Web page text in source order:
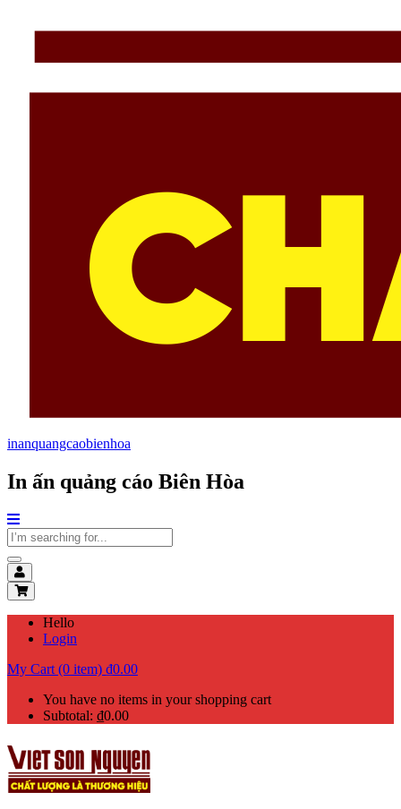
inanquangcaobienhoa
In ấn quảng cáo Biên Hòa
Hello
Login
My Cart (0 item) ₫0.00
You have no items in your shopping cart
Subtotal: ₫0.00